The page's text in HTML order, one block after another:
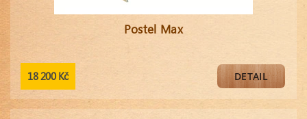
Postel Max
18 200 Kč DETAIL